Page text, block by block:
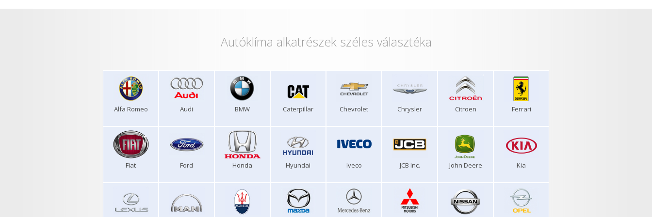
Autóklíma alkatrészek széles választéka
Alfa Romeo Audi BMW Caterpillar Chevrolet Chrysler Citroen Ferrari
Fiat Ford Honda Hyundai Iveco JCB Inc. John Deere Kia